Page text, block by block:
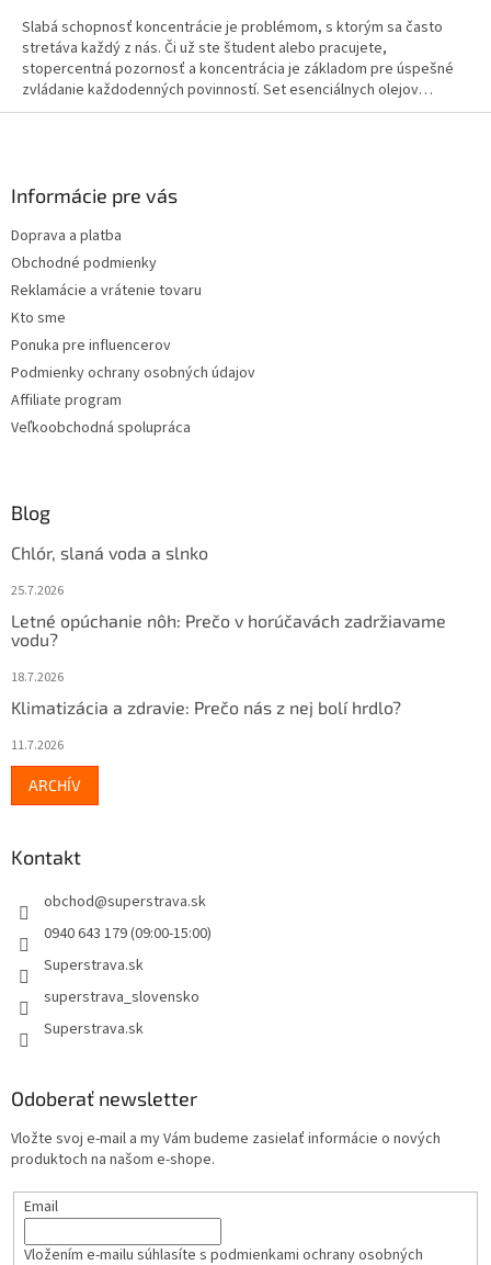
Slabá schopnosť koncentrácie je problémom, s ktorým sa často
stretáva každý z nás. Či už ste študent alebo pracujete,
stopercentná pozornosť a koncentrácia je základom pre úspešné
zvládanie každodenných povinností. Set esenciálnych olejov
POZORNOSŤ - KONCENTRÁCIA obsahuje 100% esenciálny olej
Informácie pre vás
Doprava a platba
Obchodné podmienky
Reklamácie a vrátenie tovaru
Kto sme
Ponuka pre influencerov
Podmienky ochrany osobných údajov
Affiliate program
Veľkoobchodná spolupráca
Blog
Chlór, slaná voda a slnko
25.7.2026
Letné opúchanie nôh: Prečo v horúčavách zadržiavame
vodu?
18.7.2026
Klimatizácia a zdravie: Prečo nás z nej bolí hrdlo?
11.7.2026
ARCHÍV
Kontakt
obchod@superstrava.sk
0940 643 179 (09:00-15:00)
Superstrava.sk
superstrava_slovensko
Superstrava.sk
Odoberať newsletter
Vložte svoj e-mail a my Vám budeme zasielať informácie o nových
produktoch na našom e-shope.
Email
Vložením e-mailu súhlasíte s podmienkami ochrany osobných